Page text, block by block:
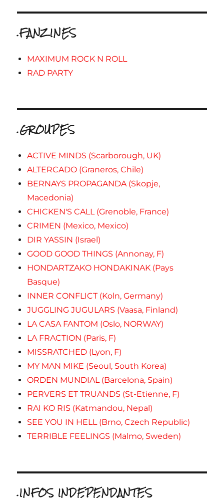
.FANZINES
MAXIMUM ROCK N ROLL
RAD PARTY
.GROUPES
ACTIVE MINDS (Scarborough, UK)
ALTERCADO (Graneros, Chile)
BERNAYS PROPAGANDA (Skopje,
Macedonia)
CHICKEN'S CALL (Grenoble, France)
CRIMEN (Mexico, Mexico)
DIR YASSIN (Israel)
GOOD GOOD THINGS (Annonay, F)
HONDARTZAKO HONDAKINAK (Pays
Basque)
INNER CONFLICT (Koln, Germany)
JUGGLING JUGULARS (Vaasa, Finland)
LA CASA FANTOM (Oslo, NORWAY)
LA FRACTION (Paris, F)
MISSRATCHED (Lyon, F)
MY MAN MIKE (Seoul, South Korea)
ORDEN MUNDIAL (Barcelona, Spain)
PERVERS ET TRUANDS (St-Etienne, F)
RAI KO RIS (Katmandou, Nepal)
SEE YOU IN HELL (Brno, Czech Republic)
TERRIBLE FEELINGS (Malmo, Sweden)
.INFOS INDEPENDANTES